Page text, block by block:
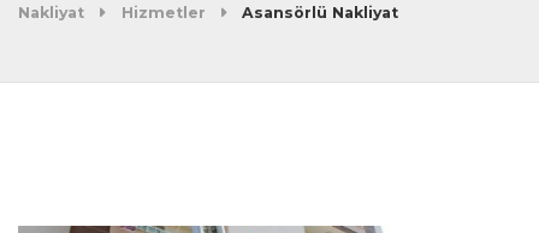
Nakliyat
Hizmetler Asansörlü Nakliyat